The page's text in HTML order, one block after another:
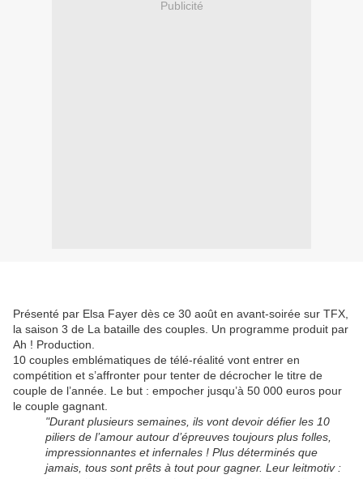
Publicité
Présenté par Elsa Fayer dès ce 30 août en avant-soirée sur TFX,
la saison 3 de La bataille des couples. Un programme produit par
Ah ! Production.
10 couples emblématiques de télé-réalité vont entrer en
compétition et s’affronter pour tenter de décrocher le titre de
couple de l’année. Le but : empocher jusqu’à 50 000 euros pour
le couple gagnant.
"Durant plusieurs semaines, ils vont devoir défier les 10
piliers de l’amour autour d’épreuves toujours plus folles,
impressionnantes et infernales ! Plus déterminés que
jamais, tous sont prêts à tout pour gagner. Leur leitmotiv :